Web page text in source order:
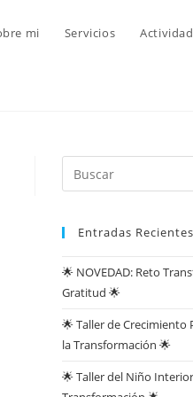
mi Servicios
Entradas Recientes
🌟 NOVEDAD: Reto
Gratitud 🌟
🌟 Taller de Crecimiento
la Transformación 🌟
🌟 Taller del Niño